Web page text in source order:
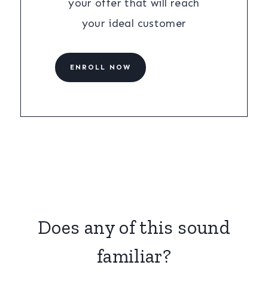
your offer that will reach
your ideal customer
ENROLL NOW
Does any of this sound
familiar?